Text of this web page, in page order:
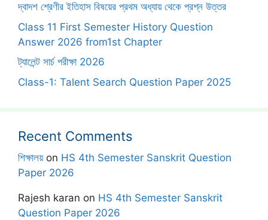
দ্বাদশ শ্রেণীর ইতিহাস বিষয়ের প্রথম অধ্যায় থেকে প্রশ্ন উত্তর
Class 11 First Semester History Question
Answer 2026 from1st Chapter
ট্যালেন্ট সার্চ পরীক্ষা 2026
Class-1: Talent Search Question Paper 2025
Recent Comments
শিক্ষালয়on HS 4th Semester Sanskrit Question
Paper 2026
Rajesh karan on HS 4th Semester Sanskrit
Question Paper 2026